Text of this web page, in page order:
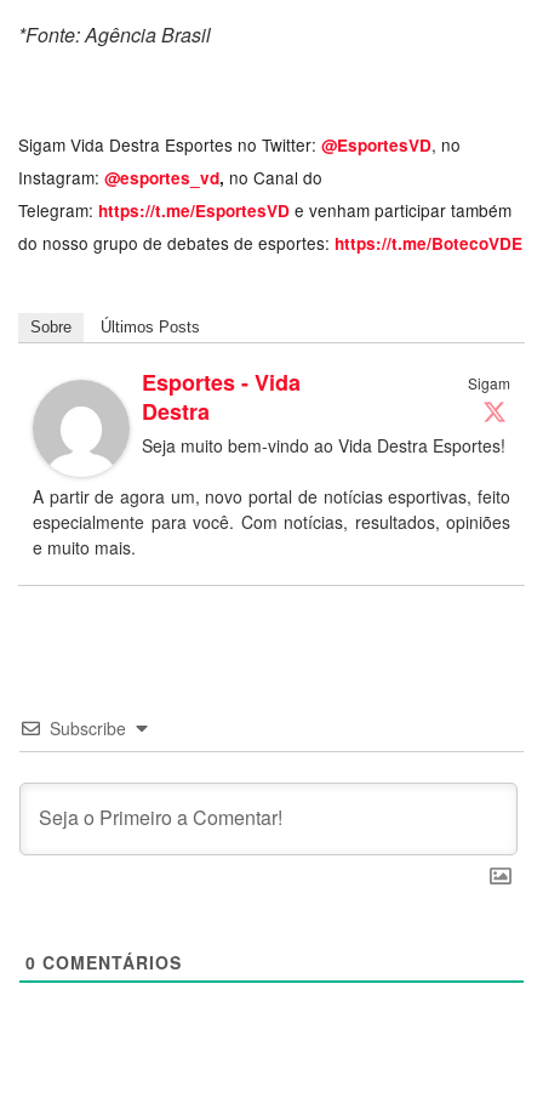
*Fonte: Agência Brasil
Sigam Vida Destra Esportes no Twitter: @EsportesVD, no
Instagram: @esportes_vd, no Canal do
Telegram: https://t.me/EsportesVD e venham participar também
do nosso grupo de debates de esportes: https://t.me/BotecoVDE
Sobre Últimos Posts
Sigam
Esportes - Vida
Destra
Seja muito bem-vindo ao Vida Destra Esportes!
A partir de agora um, novo portal de notícias esportivas, feito
especialmente para você. Com notícias, resultados, opiniões
e muito mais.
Subscribe
0 COMENTÁRIOS